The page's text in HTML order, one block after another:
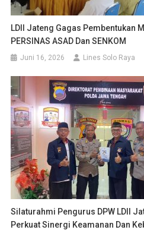
LDII Jateng Gagas Pembentukan
PERSINAS ASAD Dan SENKOM
Juni 16, 2026 Lines Solo Raya
Silaturahmi Pengurus DPW LDII
Perkuat Sinergi Keamanan Dan